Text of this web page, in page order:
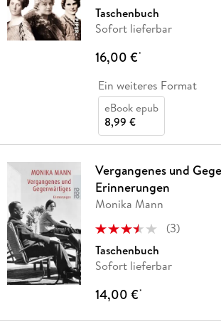
Taschenbuch
Sofort lieferbar
16,00 €*
Ein weiteres Format
eBook epub
8,99 €
Vergangenes und
Erinnerungen
Monika Mann
(3)
Taschenbuch
Sofort lieferbar
14,00 €*